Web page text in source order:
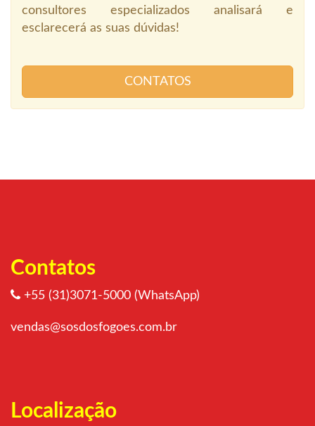
consultores especializados analisará e
esclarecerá as suas dúvidas!
CONTATOS
Contatos
+55 (31)3071-5000 (WhatsApp)
vendas@sosdosfogoes.com.br
Localização